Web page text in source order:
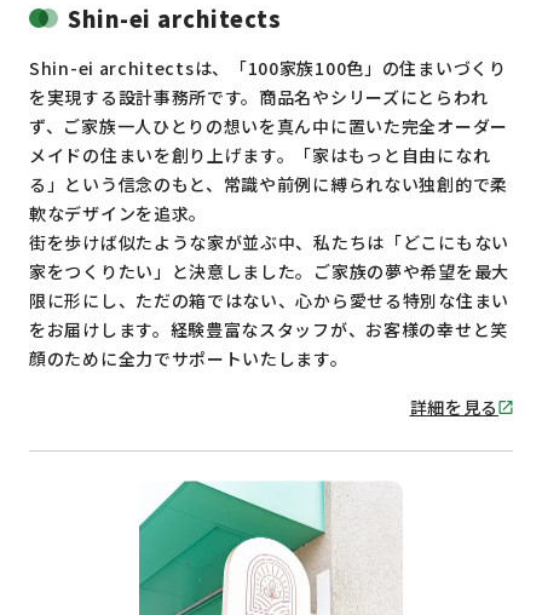
Shin-ei architects
Shin-ei architectsは、「100家族100色」の住まいづくり
を実現する設計事務所です。商品名やシリーズにとらわれ
ず、ご家族一人ひとりの想いを真ん中に置いた完全オーダー
メイドの住まいを創り上げます。「家はもっと自由になれ
る」という信念のもと、常識や前例に縛られない独創的で柔
軟なデザインを追求。
街を歩けば似たような家が並ぶ中、私たちは「どこにもない
家をつくりたい」と決意しました。ご家族の夢や希望を最大
限に形にし、ただの箱ではない、心から愛せる特別な住まい
をお届けします。経験豊富なスタッフが、お客様の幸せと笑
顔のために全力でサポートいたします。
詳細を見る